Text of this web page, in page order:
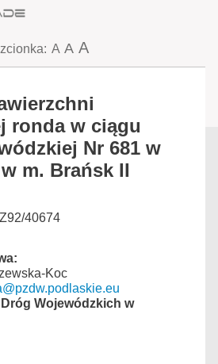
A A A
ronda w ciągu
Nr 681 w
m. Brańsk II
40674
Koc
Wojewódzkich w